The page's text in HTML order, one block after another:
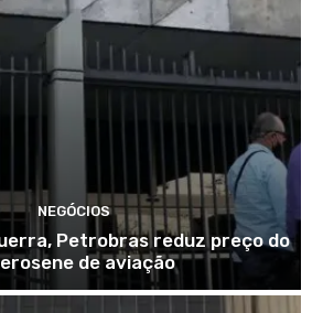
NEGÓCIOS
Petrobras reduz preço do
de aviação